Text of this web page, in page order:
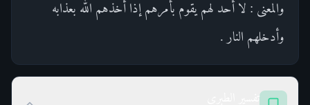
والمعنى : لا أحد لهم يقوم بأمرهم إذا أخذهم الله بعذابه
وأدخلهم النار .